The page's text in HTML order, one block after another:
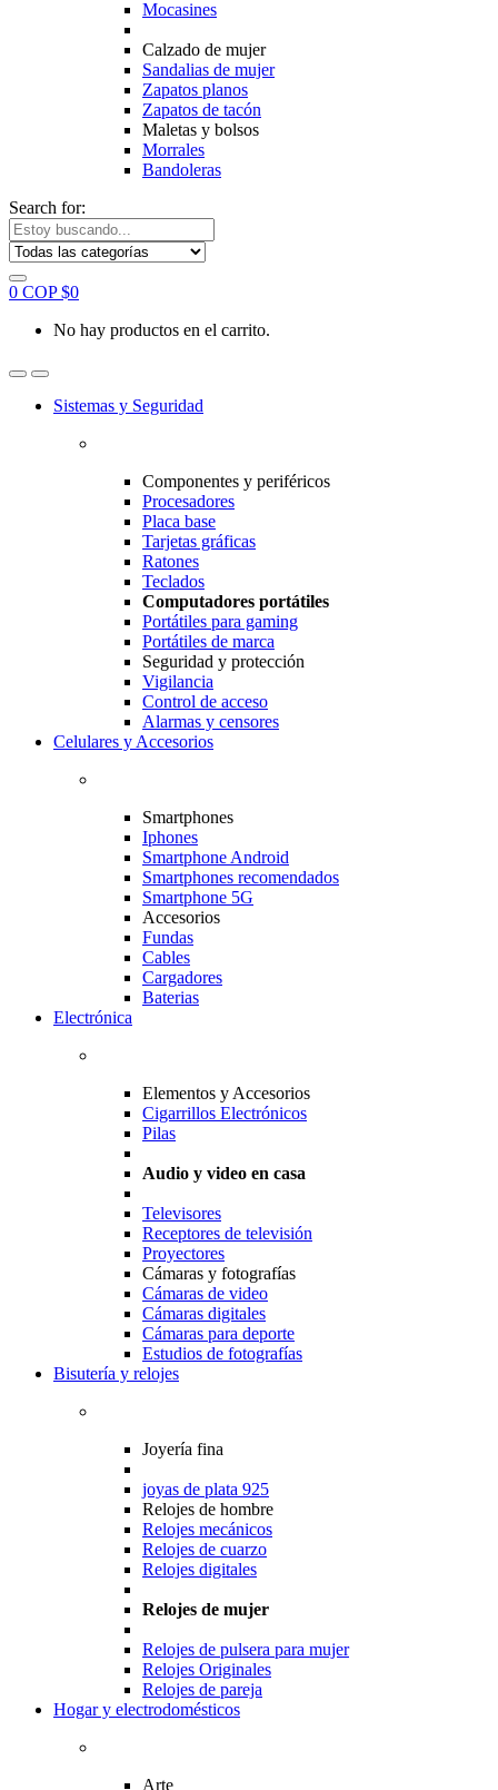
Mocasines
Calzado de mujer
Sandalias de mujer
Zapatos planos
Zapatos de tacón
Maletas y bolsos
Morrales
Bandoleras
Search for:
0 COP $0
No hay productos en el carrito.
Sistemas y Seguridad
Componentes y periféricos
Procesadores
Placa base
Tarjetas gráficas
Ratones
Teclados
Computadores portátiles
Portátiles para gaming
Portátiles de marca
Seguridad y protección
Vigilancia
Control de acceso
Alarmas y censores
Celulares y Accesorios
Smartphones
Iphones
Smartphone Android
Smartphones recomendados
Smartphone 5G
Accesorios
Fundas
Cables
Cargadores
Baterias
Electrónica
Elementos y Accesorios
Cigarrillos Electrónicos
Pilas
Audio y video en casa
Televisores
Receptores de televisión
Proyectores
Cámaras y fotografías
Cámaras de video
Cámaras digitales
Cámaras para deporte
Estudios de fotografías
Bisutería y relojes
Joyería fina
joyas de plata 925
Relojes de hombre
Relojes mecánicos
Relojes de cuarzo
Relojes digitales
Relojes de mujer
Relojes de pulsera para mujer
Relojes Originales
Relojes de pareja
Hogar y electrodomésticos
Arte